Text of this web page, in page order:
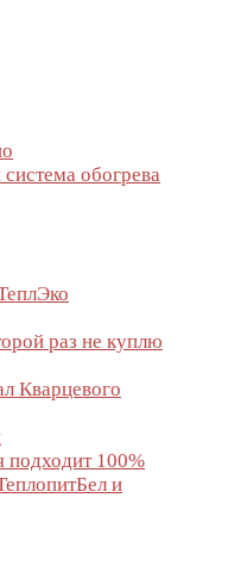
обогрева
раз не куплю
Кварцевого
100%
и